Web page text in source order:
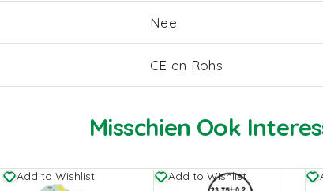
Nee
CE en Rohs
Misschien Ook
Add to Wishlist Add to Wishlist